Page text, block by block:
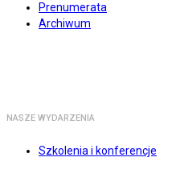
Prenumerata
Archiwum
NASZE WYDARZENIA
Szkolenia i konferencje